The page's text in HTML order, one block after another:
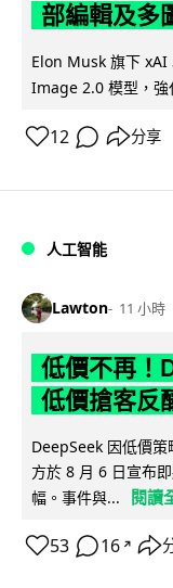
部編輯及多
Elon Musk 旗下
Image 2.0 模型，強
12 分享
人工智能
Lawton 11 小時
低價不再！
低價搶客反
DeepSeek 因低價
方於 8 月 6 日宣布
幅。事件與...
閱讀
53 16 ↗